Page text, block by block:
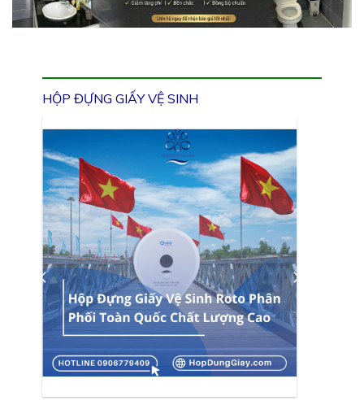
HỘP ĐỰNG GIẤY VỆ SINH